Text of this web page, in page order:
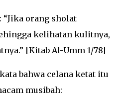
“Jika orang sholat
kelihatan kulitnya,
[Kitab Al-Umm 1/78]
bahwa celana ketat itu
musibah: